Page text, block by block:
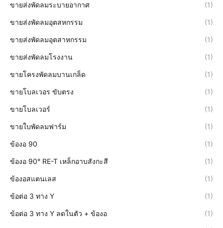
ขายส่งพัดลมระบายอากาศ (1)
ขายส่งพัดลมอุตสหกรรม (1)
ขายส่งพัดลมอุตสาหกรรม (1)
ขายส่งพัดลมโรงงาน (1)
ขายโครงพัดลมบานเกล็ด (1)
ขายโบลเวอร ขับตรง (1)
ขายโบลเวอร์ (1)
ขายใบพัดลมฟาร์ม (1)
ข้องอ 90 (1)
ข้องอ 90° RE-T เหล็กอาบสังกะสี (1)
ข้องอสแตนเลส (1)
ข้อต่อ 3 ทาง Y (1)
ข้อต่อ 3 ทาง Y ลดในตัว + ข้องอ (1)